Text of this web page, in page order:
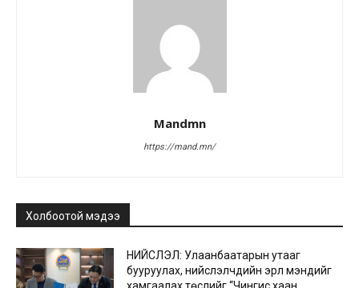
Mandmn
https://mand.mn/
Холбоотой мэдээ
НИЙСЛЭЛ: Улаанбаатарын утааг
бууруулах, нийслэлчүүдийн эрүүл мэндийг